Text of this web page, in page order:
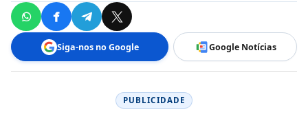
Siga-nos no Google Google Notícias
PUBLICIDADE